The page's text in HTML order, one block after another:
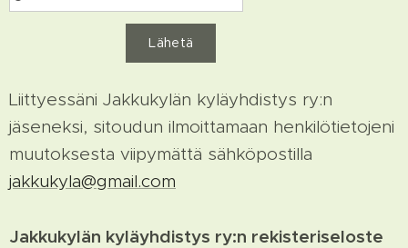
Lähetä
Liittyessäni Jakkukylän kyläyhdistys ry:n
jäseneksi, sitoudun ilmoittamaan henkilötietojeni
muutoksesta viipymättä sähköpostilla
jakkukyla@gmail.com
Jakkukylän kyläyhdistys ry:n rekisteriseloste